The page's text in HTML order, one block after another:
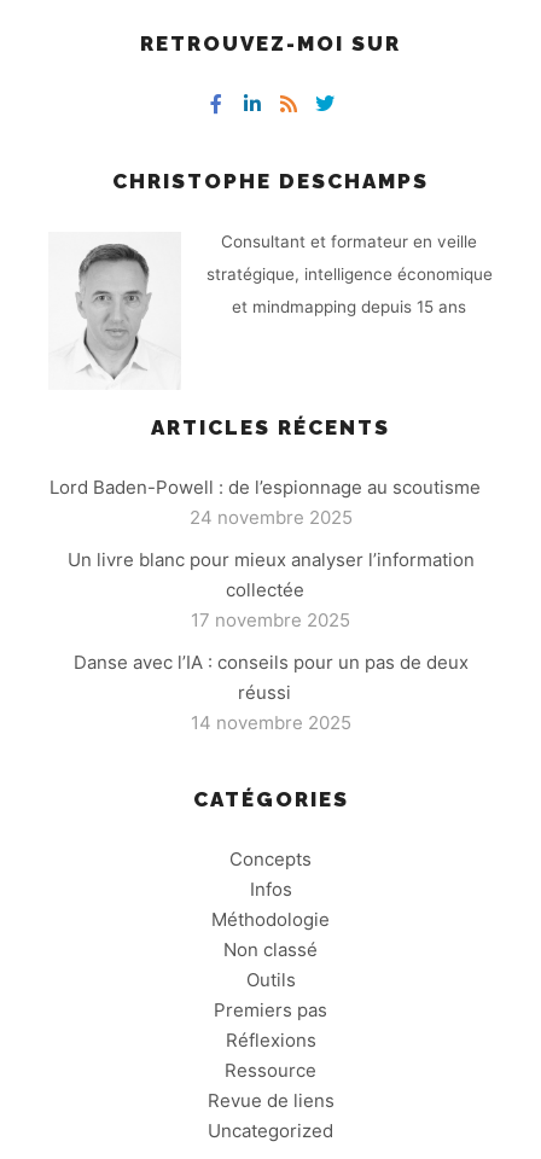
RETROUVEZ-MOI SUR
CHRISTOPHE DESCHAMPS
Consultant et formateur en veille
stratégique, intelligence économique
et mindmapping depuis 15 ans
ARTICLES RÉCENTS
Lord Baden-Powell : de l’espionnage au scoutisme
24 novembre 2025
Un livre blanc pour mieux analyser l’information
collectée
17 novembre 2025
Danse avec l’IA : conseils pour un pas de deux
réussi
14 novembre 2025
CATÉGORIES
Concepts
Infos
Méthodologie
Non classé
Outils
Premiers pas
Réflexions
Ressource
Revue de liens
Uncategorized